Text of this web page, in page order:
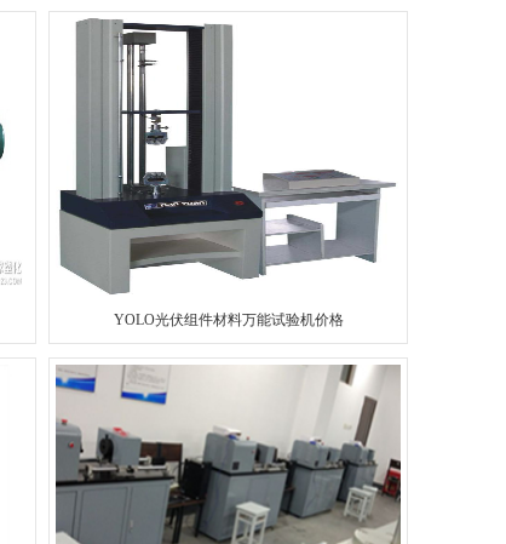
YOLO光伏组件材料万能试验机价格